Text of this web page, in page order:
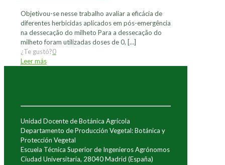
Objetivou-se nesse trabalho avaliar a eficácia de
diferentes herbicidas aplicados em pós-emergência
na dessecação do milheto Para a dessecação do
milheto foram utilizadas doses de 0, […]
¿Te gustó?0
Leer más
Unidad Docente de Botánica Agrícola
Departamento de Producción Vegetal: Botánica y
Protección Vegetal
Escuela Técnica Superior de Ingenieros Agrónomos
Ciudad Universitaria, 28040 Madrid (España)